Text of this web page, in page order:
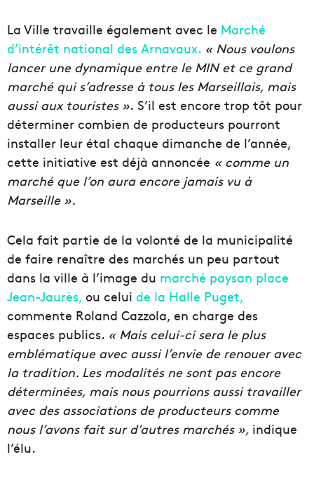
La Ville travaille également avec le Marché
d’intérêt national des Arnavaux. « Nous voulons
lancer une dynamique entre le MIN et ce grand
marché qui s’adresse à tous les Marseillais, mais
aussi aux touristes ». S’il est encore trop tôt pour
déterminer combien de producteurs pourront
installer leur étal chaque dimanche de l’année,
cette initiative est déjà annoncée « comme un
marché que l’on aura encore jamais vu à
Marseille ».
Cela fait partie de la volonté de la municipalité
de faire renaître des marchés un peu partout
dans la ville à l’image du marché paysan place
Jean-Jaurès, ou celui de la Halle Puget,
commente Roland Cazzola, en charge des
espaces publics. « Mais celui-ci sera le plus
emblématique avec aussi l’envie de renouer avec
la tradition. Les modalités ne sont pas encore
déterminées, mais nous pourrions aussi travailler
avec des associations de producteurs comme
nous l’avons fait sur d’autres marchés », indique
l’élu.